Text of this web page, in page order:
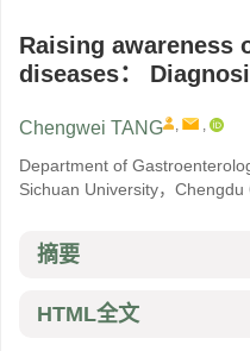
Raising awareness
diseases：
Chengwei TANG , ,
Department of
Sichuan University，
摘要
HTML全文